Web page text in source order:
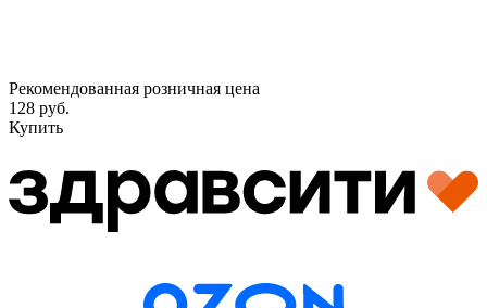
Рекомендованная розничная цена
128 руб.
Купить